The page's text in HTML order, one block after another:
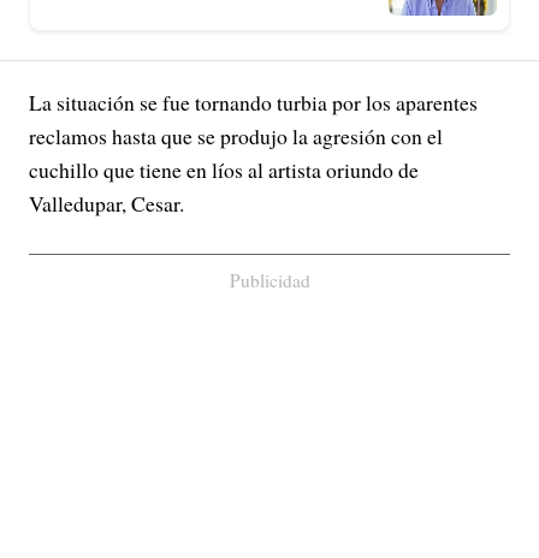
La situación se fue tornando turbia por los aparentes
reclamos hasta que se produjo la agresión con el
cuchillo que tiene en líos al artista oriundo de
Valledupar, Cesar.
Publicidad